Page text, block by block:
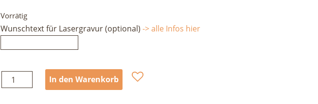
Vorrätig
Wunschtext für Lasergravur (optional)-> alle Infos hier
Singing
Rock
In den Warenkorb